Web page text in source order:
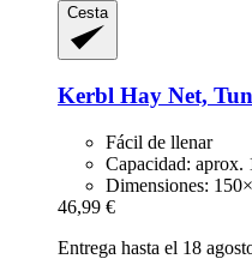
Cesta
Kerbl Hay Net,
Fácil de llenar
Capacidad: aprox.
Dimensiones:
46,99 €
Entrega hasta el 18